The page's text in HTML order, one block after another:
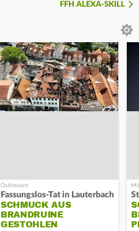
FFH ALEXA-SKILL
Fassungslos-Tat in Lauterbach
SCHMUCK AUS
BRANDRUINE
GESTOHLEN